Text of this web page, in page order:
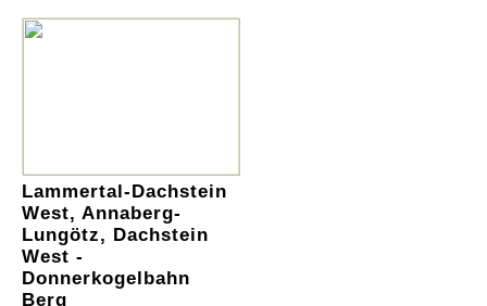
Lammertal-Dachstein
West, Annaberg-
Lungötz, Dachstein
West -
Donnerkogelbahn
Berg